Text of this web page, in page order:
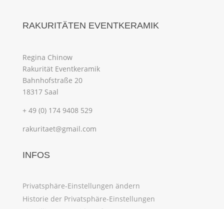
RAKURITÄTEN EVENTKERAMIK
Regina Chinow
Rakurität Eventkeramik
Bahnhofstraße 20
18317 Saal
+ 49 (0) 174 9408 529
rakuritaet@gmail.com
INFOS
Privatsphäre-Einstellungen ändern
Historie der Privatsphäre-Einstellungen